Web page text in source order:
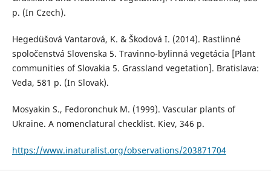
p. (In Czech).
Hegedüšová Vantarová, K. & Škodová I. (2014). Rastlinné
spoločenstvá Slovenska 5. Travinno-bylinná vegetácia [Plant
communities of Slovakia 5. Grassland vegetation]. Bratislava:
Veda, 581 р. (In Slovak).
Mosyakin S., Fedoronchuk M. (1999). Vascular plants of
Ukraine. A nomenclatural checklist. Kiev, 346 p.
https://www.inaturalist.org/observations/203871704